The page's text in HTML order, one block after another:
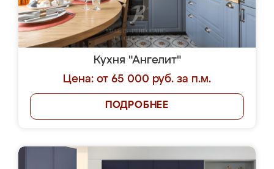
Кухня "Ангелит"
Цена: от 65 000 руб. за п.м.
ПОДРОБНЕЕ